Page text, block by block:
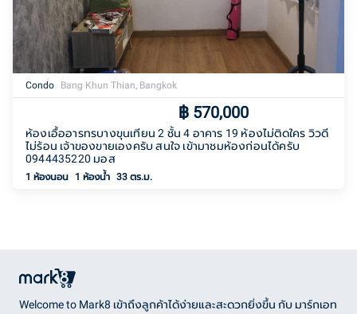
Condo Bang Khun Thian, Bangkok
฿ 570,000
ห้องเอื้ออารทรบางขุนเทียน 2 ชั้น 4 อาคาร 19 ห้องไม่ติดใคร วิวดี
ไม่ร้อน เจ้าของขายเองครับ สนใจ เข้ามาชมห้องก่อนได้ครับ
0944435220 มอส
1 ห้องนอน 1 ห้องน้ำ 33 ตร.ม.
Welcome to Mark8 เข้าถึงลูกค้าได้ง่ายและสะดวกยิ่งขึ้น กับ มาร์กเอท